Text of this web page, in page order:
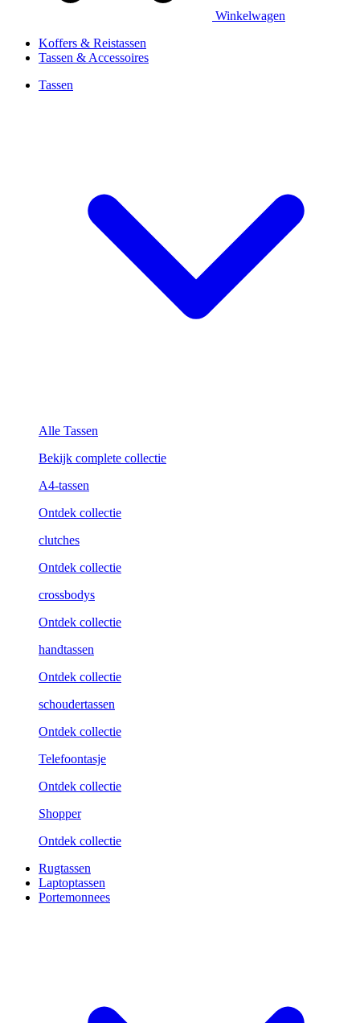
Winkelwagen
Koffers & Reistassen
Tassen & Accessoires
Tassen
Alle Tassen
Bekijk complete collectie
A4-tassen
Ontdek collectie
clutches
Ontdek collectie
crossbodys
Ontdek collectie
handtassen
Ontdek collectie
schoudertassen
Ontdek collectie
Telefoontasje
Ontdek collectie
Shopper
Ontdek collectie
Rugtassen
Laptoptassen
Portemonnees